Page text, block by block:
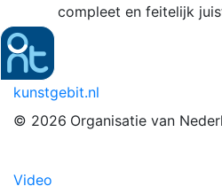
compleet en feitelijk
kunstgebit.nl
© 2026 Organisatie van
Video